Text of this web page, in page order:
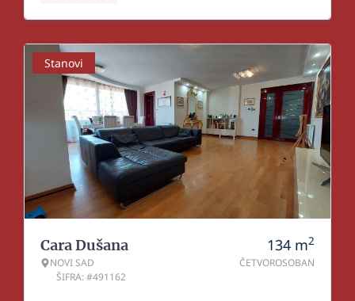
Stanovi
Cara Dušana
NOVI SAD
ŠIFRA: #491162
134 m2
ČETVOROSOBAN